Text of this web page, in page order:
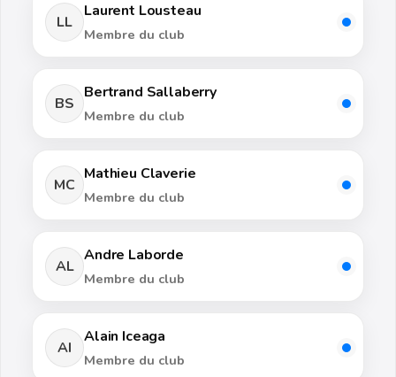
LL
Laurent Lousteau
Membre du club
BS
Bertrand Sallaberry
Membre du club
MC
Mathieu Claverie
Membre du club
AL
Andre Laborde
Membre du club
AI
Alain Iceaga
Membre du club